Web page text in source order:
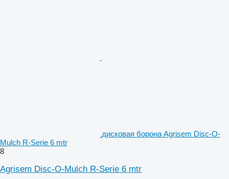
дисковая борона Agrisem Disc-O-
Mulch R-Serie 6 mtr
8
Agrisem Disc-O-Mulch R-Serie 6 mtr